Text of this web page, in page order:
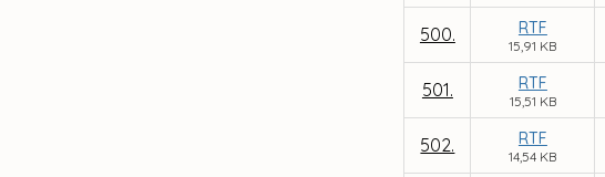
500. RTF
15,91 KB
501. RTF
15,51 KB
502. RTF
14,54 KB